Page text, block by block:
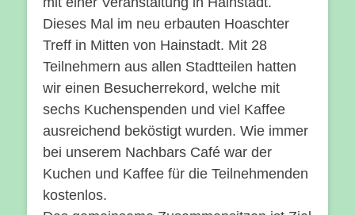
Dieses Mal im neu erbauten Hoaschter
Treff in Mitten von Hainstadt. Mit 28
Teilnehmern aus allen Stadtteilen hatten
wir einen Besucherrekord, welche mit
sechs Kuchenspenden und viel Kaffee
ausreichend beköstigt wurden. Wie immer
bei unserem Nachbars Café war der
Kuchen und Kaffee für die Teilnehmenden
kostenlos.